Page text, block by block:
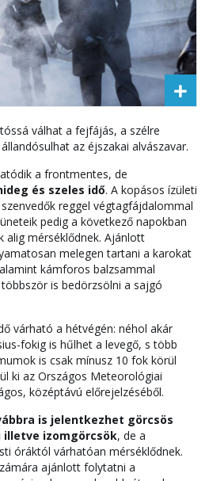
válhat a fejfájás, a szélre
az éjszakai alvászavar.
a frontmentes, de
és szeles idő. A kopásos ízületi
reggel végtagfájdalommal
pedig a következő napokban
alig mérséklődnek. Ajánlott
melegen tartani a karokat
kámforos balzsammal
is bedörzsölni a sajgó
várható a hétvégén: néhol akár
fokig is hűlhet a levegő, s több
is csak mínusz 10 fok körül
ki az Országos Meteorológiai
középtávú előrejelzéséből.
is jelentkezhet görcsös
illetve izomgörcsök, de a
óráktól várhatóan mérséklődnek.
ajánlott folytatni a